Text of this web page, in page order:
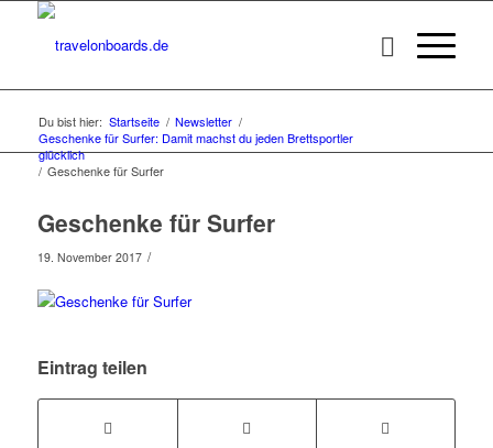
Du bist hier: Startseite / Newsletter /
Geschenke für Surfer: Damit machst du jeden Brettsportler
glücklich
/ Geschenke für Surfer
Geschenke für Surfer
19. November 2017 /
Eintrag teilen